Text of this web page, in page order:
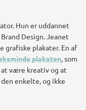
Hun er uddannet
Design. Jeanet
grafiske plakater. En af
plakaten, som
være kreativ og at
enkelte, og ikke